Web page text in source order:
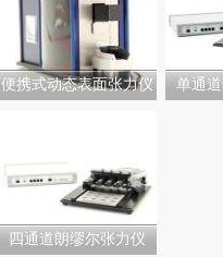
便携式动态表面张力仪 单通
四通道朗缪尔张力仪